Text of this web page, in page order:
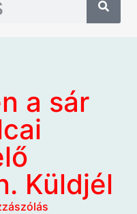
a sár
Küldjél